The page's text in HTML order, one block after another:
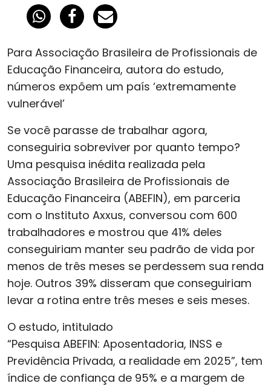
Para Associação Brasileira de Profissionais de
Educação Financeira, autora do estudo,
números expõem um país ‘extremamente
vulnerável’
Se você parasse de trabalhar agora,
conseguiria sobreviver por quanto tempo?
Uma pesquisa inédita realizada pela
Associação Brasileira de Profissionais de
Educação Financeira (ABEFIN), em parceria
com o Instituto Axxus, conversou com 600
trabalhadores e mostrou que 41% deles
conseguiriam manter seu padrão de vida por
menos de três meses se perdessem sua renda
hoje. Outros 39% disseram que conseguiriam
levar a rotina entre três meses e seis meses.
O estudo, intitulado
“Pesquisa ABEFIN: Aposentadoria, INSS e
Previdência Privada, a realidade em 2025”, tem
índice de confiança de 95% e a margem de